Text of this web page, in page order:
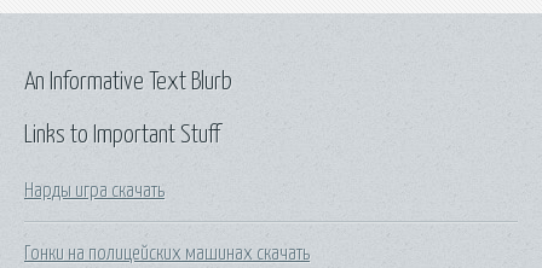
Links to Important Stuff
Нарды игра скачать
Гонки на полицейских машинах скачать
An Informative Text Blurb